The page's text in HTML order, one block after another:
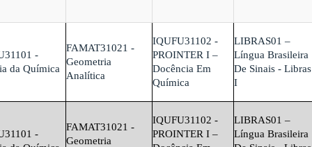
-
da Química
FAMAT31021 -
Geometria
Analítica
IQUFU31102 -
PROINTER I –
Docência Em
Química
LIBRAS01 –
Língua Brasileira
De Sinais - Libras
I
-
FAMAT31021 -
Geometria
IQUFU31102 -
PROINTER I –
LIBRAS01 –
Língua Brasileira